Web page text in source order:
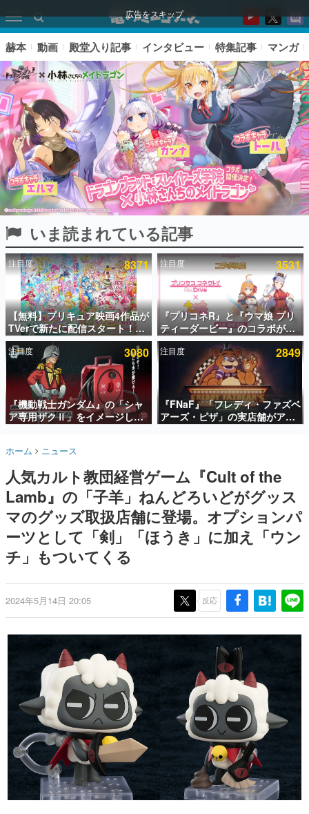
広告をスキップ
ピックアップ
電ファミのいま読まれている記事ランキング
アプリセール情報
インタビュー
連載・特集一覧
殿堂入り記事
SNS拡散数が数千以上！ ページビュー数万以上！ などな
ど。多くの人々に読まれた、電ファミ渾身の“殿堂入り”記
事をまとめました。
名作ゲームクリエイターの方々に製作時のエピソードをお
きます。
赫本
この物語を解いてはいけない。『赫本』は、〈試験問題〉
の形をした短編ホラー小説集です。
新世代に訊く
これからのデジタルゲーム市場を担う若きクリエイター達
ゲーム世代の作家たち
ゲームに多大な影響を受けた作家さんに取材し、ゲームが
日本モバイルゲーム産業史
日本のモバイルゲーム史における主要なトピック・タイト
ルを網羅するほか、開発者へのインタビューや識者による
解説を掲載。約20年の歴史が一望できる決定版！
若ゲのいたり〜ゲームクリエイターの青春〜
『うつヌケ』『ペンと箸』等で知られるマンガ家・田中圭
一先生によるゲーム業界レポートマンガです。
なんでゲームは面白い？
ゲーム開発者・hamatsu氏がゲームの魅力を画面や操作の
具体的な形から解き明かしていく、硬派で骨太な評論連載
赫本 動画 殿堂入り記事 インタビュー 特集記事 マンガ
いま読まれている記事
注目度 8371
【無料】プリキュア映画4作品が
TVerで新たに配信スタート！な
んと2018年～2024年の映画ほぼ
すべてが見放題に、ぶっちゃけ
ありえないラインナップ
注目度 3531
『プリコネR』と『ウマ娘 プリ
ティーダービー』のコラボが決
定！“最大170連無料”の8.5周年
キャンペーンなども発表
注目度 3080
『機動戦士ガンダム』の「シャ
ア専用ザクⅡ」をイメージした
散水ホースリールが予約開始。
ークやジオン公国軍のエンブレ
注目度 2849
『FNaF』「フレディ・ファズベ
アーズ・ピザ」の実店舗がアメ
リカの商業施設「American
没入型のホラー体験も楽しめる
ホーム ニュース
人気カルト教団経営ゲーム『Cult of the
Lamb』の「子羊」ねんどろいどがグッス
マのグッズ取扱店舗に登場。オプションパ
ーツとして「剣」「ほうき」に加え「ウン
チ」もついてくる
2024年5月14日 20:05 反応